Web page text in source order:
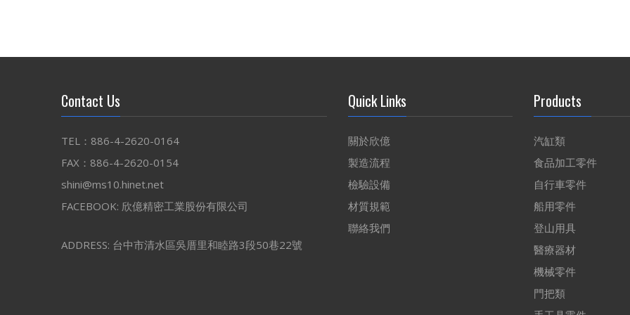
Contact Us
TEL：886-4-2620-0164
FAX：886-4-2620-0154
shini@ms10.hinet.net
FACEBOOK: 欣億精密工業股份有限公司
ADDRESS: 台中市清水區吳厝里和睦路3段50巷22號
Quick Links
關於欣億
製造流程
檢驗設備
材質規範
聯絡我們
Products
汽缸類
食品加工零件
自行車零件
船用零件
登山用具
醫療器材
機械零件
門把類